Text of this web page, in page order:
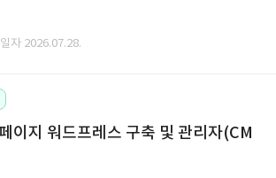
자 2026.07.28.
이지 워드프레스 구축 및 관리자(CM